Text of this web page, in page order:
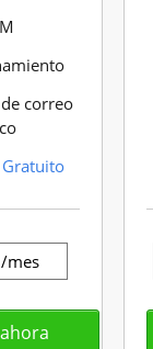
correo
Gratuito